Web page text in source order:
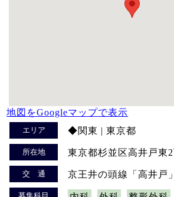
地図をGoogleマップで表示
エリア ◆関東 | 東京都
所在地 東京都杉並区高井戸東2
交 通 京王井の頭線「高井戸